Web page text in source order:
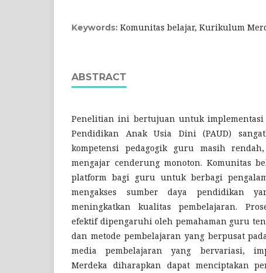
Keywords: Komunitas belajar, Kurikulum
ABSTRACT
Penelitian ini bertujuan untuk
Pendidikan Anak Usia Dini (PAUD)
kompetensi pedagogik guru masih
mengajar cenderung monoton. Komunitas
platform bagi guru untuk berbagi
mengakses sumber daya pendidikan
meningkatkan kualitas pembelajaran.
efektif dipengaruhi oleh pemahaman guru
dan metode pembelajaran yang berpusat
media pembelajaran yang bervariasi,
Merdeka diharapkan dapat menciptakan